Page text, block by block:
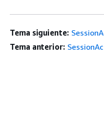
Tema siguiente:
Tema anterior: